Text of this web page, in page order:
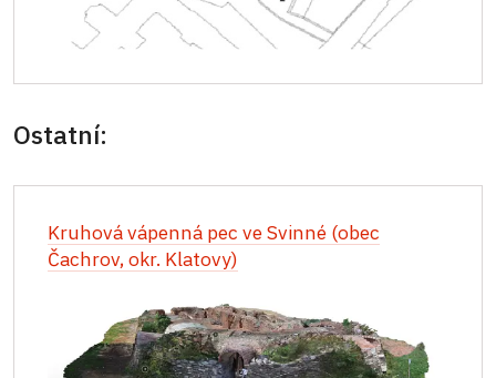
Ostatní:
Kruhová vápenná pec ve Svinné (obec
Čachrov, okr. Klatovy)